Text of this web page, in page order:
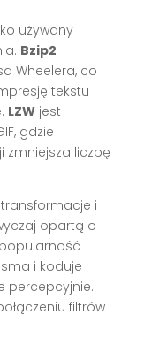
używany
Bzip2
Wheelera, co
tekstu
LZW jest
gdzie
zmniejsza liczbę
transformacje i
opartą o
i koduje
percepcyjnie.
filtrów i